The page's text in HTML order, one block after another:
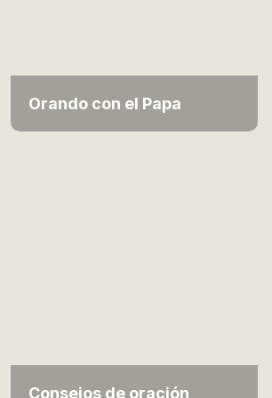
Orando con el Papa
Consejos de oración